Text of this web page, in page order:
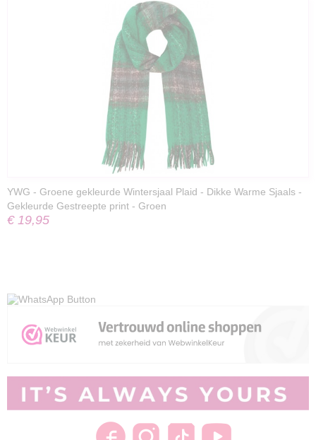
YWG - Groene gekleurde Wintersjaal Plaid - Dikke Warme Sjaals -
Gekleurde Gestreepte print - Groen
€ 19,95